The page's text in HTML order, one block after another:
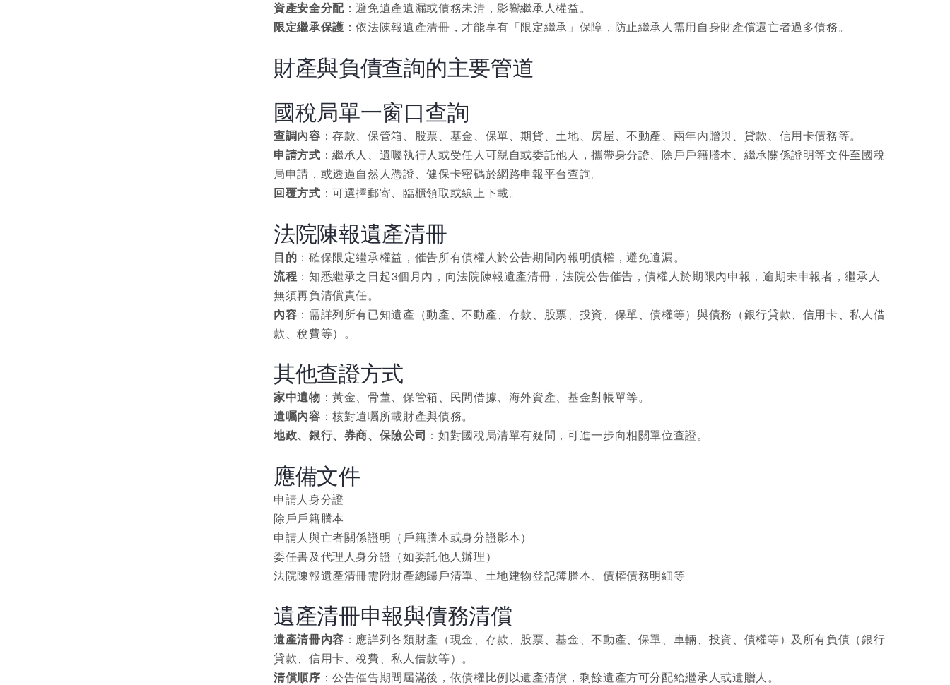
資產安全分配：避免遺產遺漏或債務未清，影響繼承人權益。
限定繼承保護 ：依法陳報遺產清冊，才能享有「限定繼承」保障，防止繼承人需用自身財產償還亡者過多債務。
財產與負債查詢的主要管道
國稅局單一窗口查詢
查調內容 ：存款、保管箱、股票、基金、保單、期貨、土地、房屋、不動產、兩年內贈與、貸款、信用卡債務等。
申請方式 ：繼承人、遺囑執行人或受任人可親自或委託他人，攜帶身分證、除戶戶籍謄本、繼承關係證明等文件至國稅
局申請，或透過自然人憑證、健保卡密碼於網路申報平台查詢。
回覆方式 ：可選擇郵寄、臨櫃領取或線上下載。
法院陳報遺產清冊
目的 ：確保限定繼承權益，催告所有債權人於公告期間內報明債權，避免遺漏。
流程 ：知悉繼承之日起3個月內，向法院陳報遺產清冊，法院公告催告，債權人於期限內申報，逾期未申報者，繼承人
無須再負清償責任。
內容 ：需詳列所有已知遺產（動產、不動產、存款、股票、投資、保單、債權等）與債務（銀行貸款、信用卡、私人借
款、稅費等）。
其他查證方式
家中遺物 ：黃金、骨董、保管箱、民間借據、海外資產、基金對帳單等。
遺囑內容 ：核對遺囑所載財產與債務。
地政、銀行、券商、保險公司 ：如對國稅局清單有疑問，可進一步向相關單位查證。
應備文件
申請人身分證
除戶戶籍謄本
申請人與亡者關係證明（戶籍謄本或身分證影本）
委任書及代理人身分證（如委託他人辦理）
法院陳報遺產清冊需附財產總歸戶清單、土地建物登記簿謄本、債權債務明細等
遺產清冊申報與債務清償
遺產清冊內容 ：應詳列各類財產（現金、存款、股票、基金、不動產、保單、車輛、投資、債權等）及所有負債（銀行
貸款、信用卡、稅費、私人借款等）。
清償順序 ：公告催告期間屆滿後，依債權比例以遺產清償，剩餘遺產方可分配給繼承人或遺贈人。